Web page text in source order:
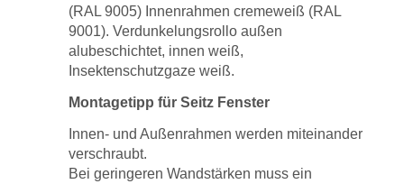
(RAL 9005) Innenrahmen cremeweiß (RAL
9001). Verdunkelungsrollo außen
alubeschichtet, innen weiß,
Insektenschutzgaze weiß.
Montagetipp für Seitz Fenster
Innen- und Außenrahmen werden miteinander
verschraubt.
Bei geringeren Wandstärken muss ein